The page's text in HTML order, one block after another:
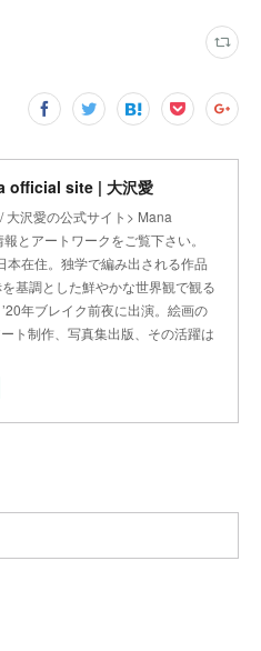
official site | 大沢愛
大沢愛の公式サイト> Mana
とアートワークをご覧下さい。
本在住。独学で編み出される作品
基調とした鮮やかな世界観で観る
年ブレイク前夜に出演。絵画の
ト制作、写真集出版、その活躍は